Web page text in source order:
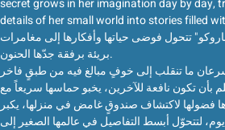
secret grows in her imagination day by day,
details of her small world into stories filled
تتحول فوضى حياتها وأفكارها إلى مغامرات
بريئة برفقة جدّها الحنون.
ما تنقلب إلى خوفٍ مبالغ فيه من طبقٍ فاخر
بأن تكون نافعة للآخرين، يخبو حماسها سريعاً مع
فضولها لاكتشاف صندوقٍ غامض في منزلها، يكبر
لتتحوّل أبسط التفاصيل في عالمها الصغير إلى